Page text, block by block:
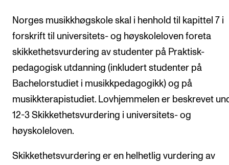
Plakat, program og markedsføring
Offentlige konserter
Interne konserter og arrangementer
Låne utstyr
IT og digitale tjenester
Norges musikkhøgskole skal i henhold til kapittel 7 i
forskrift til universitets- og høyskoleloven foreta
skikkethetsvurdering av studenter på Praktisk-
pedagogisk utdanning (inkludert studenter på
Bachelorstudiet i musikkpedagogikk) og på
musikkterapistudiet. Lovhjemmelen er beskrevet
12-3 Skikkethetsvurdering i universitets- og
høyskoleloven.
Skikkethetsvurdering er en helhetlig vurdering av